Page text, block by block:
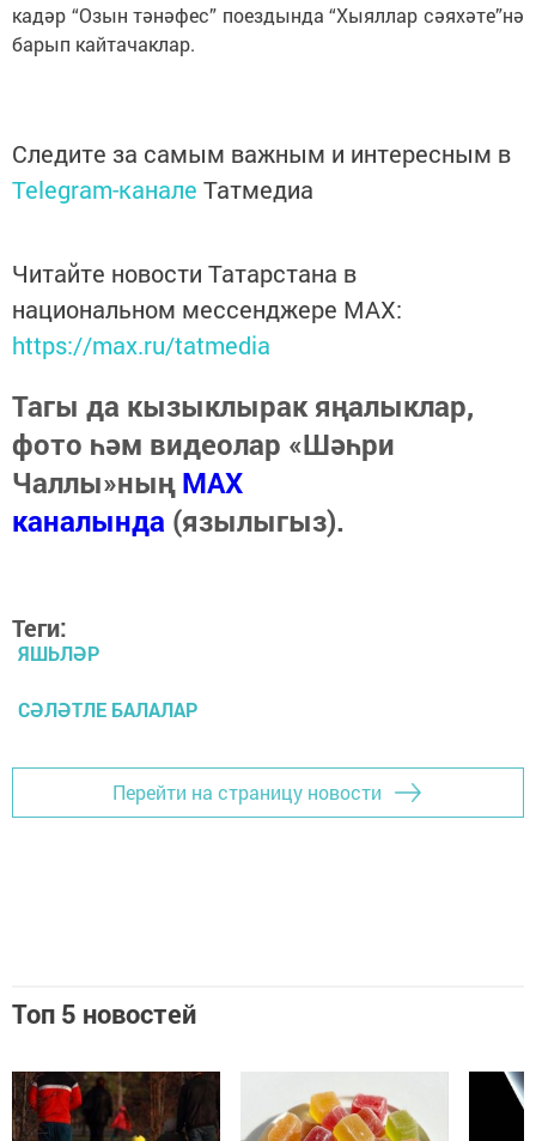
кадәр “Озын тәнәфес” поездында “Хыяллар сәяхәте”нә
барып кайтачаклар.
Следите за самым важным и интересным в
Telegram-канале Татмедиа
Читайте новости Татарстана в
национальном мессенджере MАХ:
https://max.ru/tatmedia
Тагы да кызыклырак яңалыклар,
фото һәм видеолар «Шәһри
Чаллы»ныңMAX
каналында (язылыгыз).
Теги:
ЯШЬЛӘР
СӘЛӘТЛЕ БАЛАЛАР
Перейти на страницу новости
Топ 5 новостей